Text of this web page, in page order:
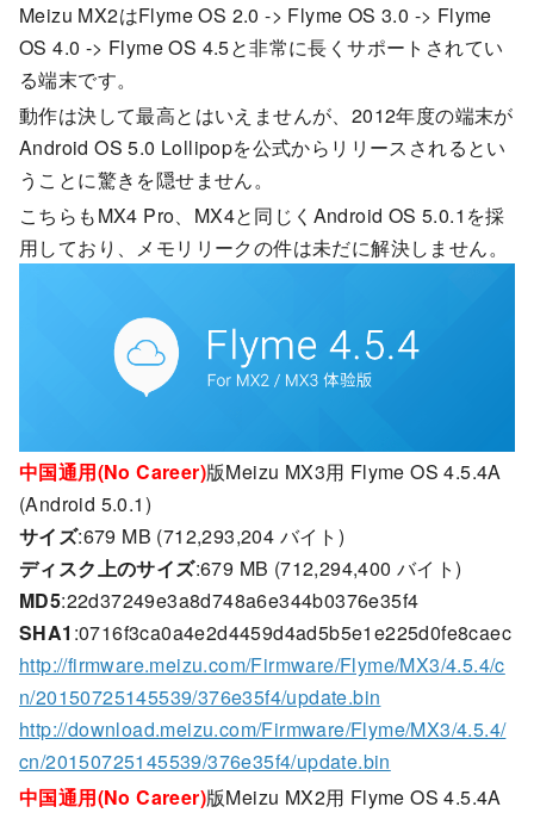
Meizu MX2はFlyme OS 2.0 -> Flyme OS 3.0 -> Flyme
OS 4.0 -> Flyme OS 4.5と非常に長くサポートされてい
る端末です。
動作は決して最高とはいえませんが、2012年度の端末が
Android OS 5.0 Lollipopを公式からリリースされるとい
うことに驚きを隠せません。
こちらもMX4 Pro、MX4と同じくAndroid OS 5.0.1を採
用しており、メモリリークの件は未だに解決しません。
中国通用(No Career)版Meizu MX3用 Flyme OS 4.5.4A
(Android 5.0.1)
サイズ:679 MB (712,293,204 バイト)
ディスク上のサイズ:679 MB (712,294,400 バイト)
MD5:22d37249e3a8d748a6e344b0376e35f4
SHA1 :0716f3ca0a4e2d4459d4ad5b5e1e225d0fe8caec
http://firmware.meizu.com/Firmware/Flyme/MX3/4.5.4/c
n/20150725145539/376e35f4/update.bin
http://download.meizu.com/Firmware/Flyme/MX3/4.5.4/
cn/20150725145539/376e35f4/update.bin
中国通用(No Career)版Meizu MX2用 Flyme OS 4.5.4A